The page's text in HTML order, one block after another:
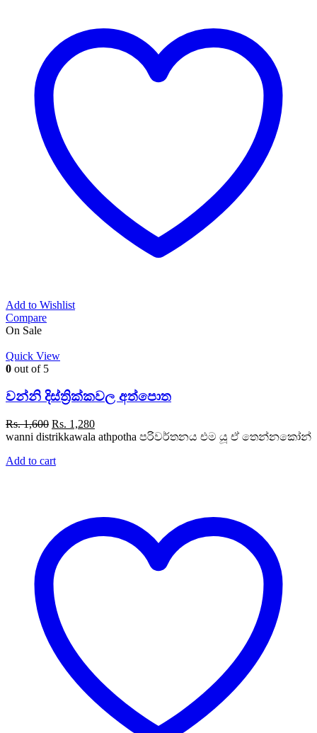
Add to Wishlist
Compare
On Sale
Quick View
0 out of 5
වන්නි දිස්ත්‍රික්කවල අත්පොත
Rs.1,600 Original
price
Rs. 1,600.
Rs. 1,280Current
price
wanni distrikkawala athpotha පරිවර්තනය එම යූ ඒ තෙන්නකෝන්
Add to cart